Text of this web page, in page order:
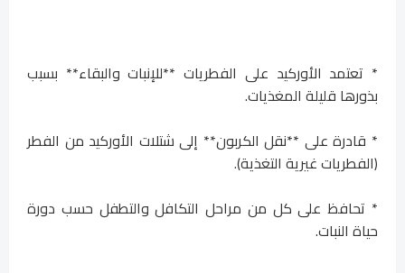
* تعتمد الأوركيد على الفطريات **للإنبات والبقاء** بسبب
بذورها قليلة المغذيات.
* قادرة على **نقل الكربون** إلى شتلات الأوركيد من الفطر
(الفطريات غيرية التغذية).
* تحافظ على كل من مراحل التكافل والتطفل حسب دورة
حياة النبات.